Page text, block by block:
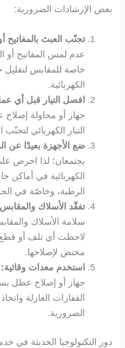
بعض الإرشادات الضرورية:
تجنّب العبث بالمفاتيح
عدم لمس المفاتيح أو
خاصة للمقابس
الكهربائية.
افصل التيار قبل أي
جهاز أو محاولة
التيار الكهربائي
ضع الأجهزة بعيدًا عن
يجتمعان؛ لذا احرص
الكهربائية في أماكن
الرطبة، وخاصّة في
تفقّد الأسلاك
سلامة الأسلاك
لاحظت أي تلف أو
مختص لإصلاحها.
استخدم معدات وقائية:
جهاز أو إصلاح عطل
القفازات العازلة
الضرورية.
دور التكنولوجيا الحديثة في